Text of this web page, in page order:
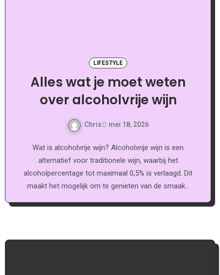
LIFESTYLE
Alles wat je moet weten
over alcoholvrije wijn
Chris mei 18, 2026
Wat is alcoholvrije wijn? Alcoholvrije wijn is een
alternatief voor traditionele wijn, waarbij het
alcoholpercentage tot maximaal 0,5% is verlaagd. Dit
maakt het mogelijk om te genieten van de smaak…